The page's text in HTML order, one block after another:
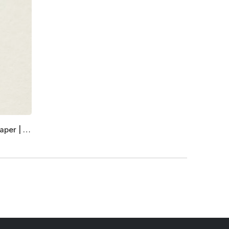
Munken Pure Rough | Arctic Paper | Cube